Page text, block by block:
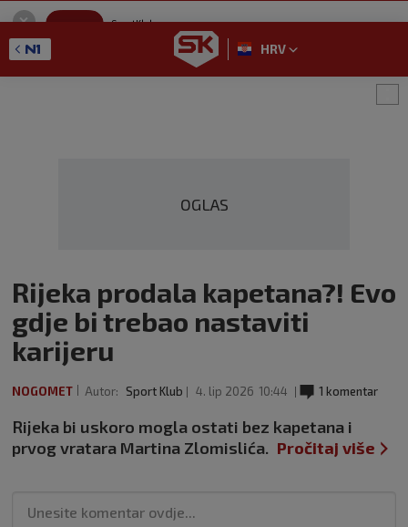
SportKlub
GET - On the Google Play
HRV
OGLAS
Rijeka prodala kapetana?! Evo
gdje bi trebao nastaviti
karijeru
NOGOMET Autor: Sport Klub 4. lip 2026 10:44 1 komentar
Rijeka bi uskoro mogla ostati bez kapetana i
prvog vratara Martina Zlomislića. Pročitaj više